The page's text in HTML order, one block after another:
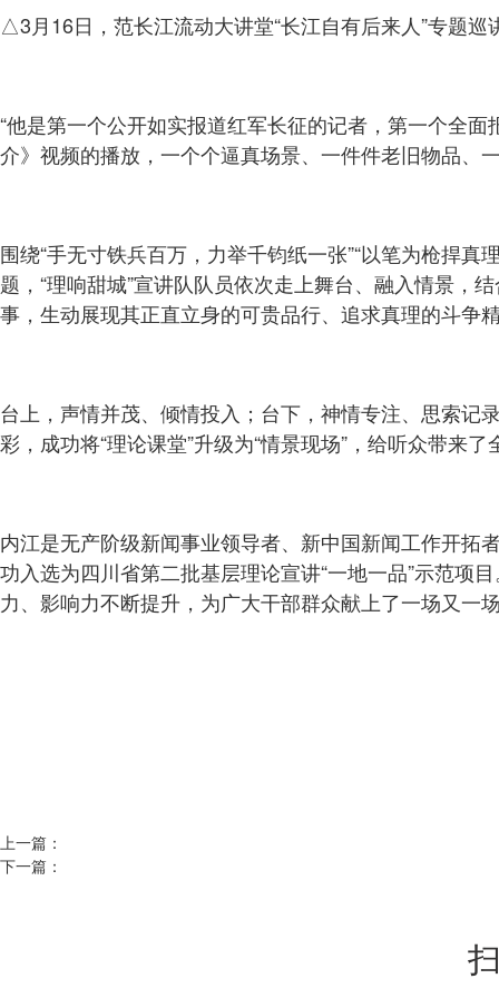
△3月16日，范长江流动大讲堂“长江自有后来人”专题
“他是第一个公开如实报道红军长征的记者，第一个全
介》视频的播放，一个个逼真场景、一件件老旧物品、
围绕“手无寸铁兵百万，力举千钧纸一张”“以笔为枪捍
题，“理响甜城”宣讲队队员依次走上舞台、融入情景，
事，生动展现其正直立身的可贵品行、追求真理的斗争
台上，声情并茂、倾情投入；台下，神情专注、思索
彩，成功将“理论课堂”升级为“情景现场”，给听众带来
内江是无产阶级新闻事业领导者、新中国新闻工作开拓
功入选为四川省第二批基层理论宣讲“一地一品”示范项
力、影响力不断提升，为广大干部群众献上了一场又一
上一篇：
下一篇：